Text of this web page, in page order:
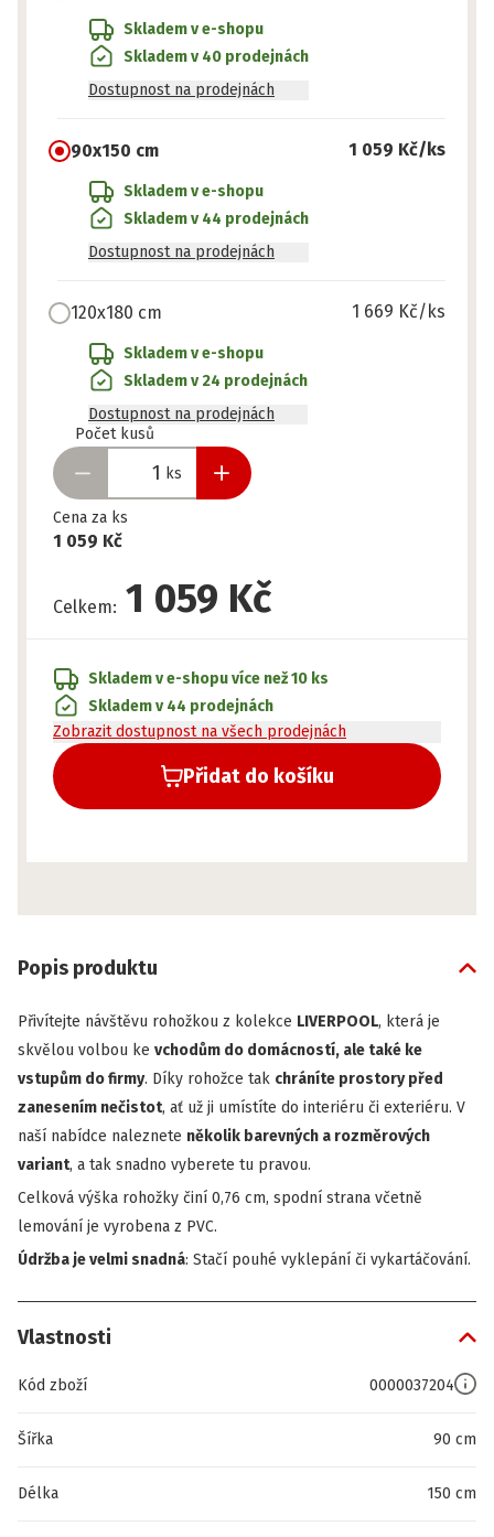
Skladem v e-shopu
Skladem v 40 prodejnách
Dostupnost na prodejnách
90x150 cm 1 059 Kč/ks
Skladem v e-shopu
Skladem v 44 prodejnách
Dostupnost na prodejnách
120x180 cm 1 669 Kč/ks
Skladem v e-shopu
Skladem v 24 prodejnách
Dostupnost na prodejnách
Počet kusů
ks
Připraveno
Cena za ks
1 059 Kč
Celkem: 1 059 Kč
Přidat do košíku
Skladem v e-shopuvíce než 10 ks
Skladem v 44 prodejnách
Zobrazit dostupnost na všech prodejnách
Popis produktu
Přivítejte návštěvu rohožkou z kolekce LIVERPOOL, která je
skvělou volbou ke vchodům do domácností, ale také ke
vstupům do firmy. Díky rohožce tak chráníte prostory před
zanesením nečistot, ať už ji umístíte do interiéru či exteriéru. V
naší nabídce naleznete několik barevných a rozměrových
variant, a tak snadno vyberete tu pravou.
Celková výška rohožky činí 0,76 cm, spodní strana včetně
lemování je vyrobena z PVC.
Údržba je velmi snadná: Stačí pouhé vyklepání či vykartáčování.
Vlastnosti
Kód zboží 0000037204
Šířka 90 cm
Délka 150 cm